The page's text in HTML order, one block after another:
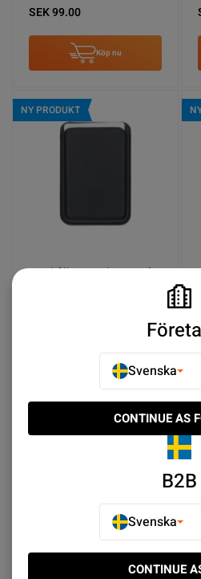
SEK 99.00
Köp nu
NY PRODUKT
Korthållare med Magsafe
NY PRODUKT
Korthållare med Magsafe
Svenska
CONTINUE AS
B2B
Svenska
CONTINUE